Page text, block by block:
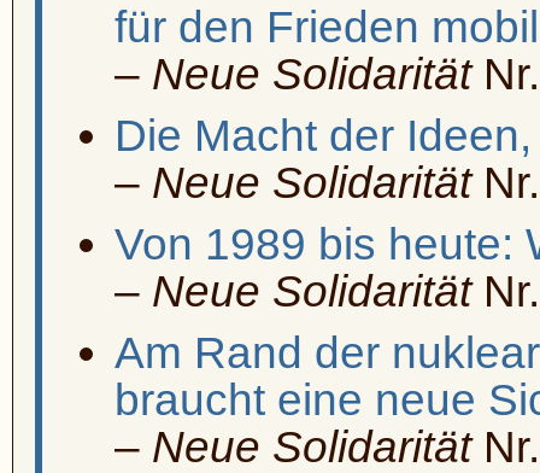
für den Frieden
– Neue Solidarität
Die Macht der
– Neue Solidarität
Von 1989 bis heute:
– Neue Solidarität
Am Rand der
braucht eine neue
– Neue Solidarität